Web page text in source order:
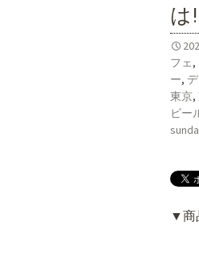
は
フェ,
ー,
東京,
ビー
▼商